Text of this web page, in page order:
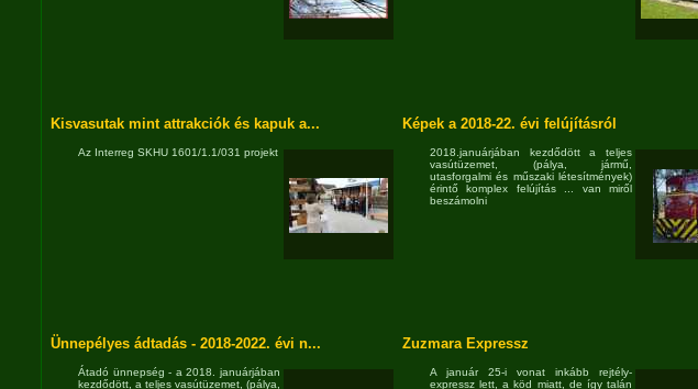
Kisvasutak mint attrakciók és kapuk a...
Az Interreg SKHU 1601/1.1/031 projekt
Képek a 2018-22. évi felújításról
2018.januárjában kezdődött a teljes
vasútüzemet, (pálya, jármű,
utasforgalmi és műszaki létesítmények)
érintő komplex felújítás ... van miről
beszámolni
Ünnepélyes ádtadás - 2018-2022. évi n...
Átadó ünnepség - a 2018. januárjában
kezdődött, a teljes vasútüzemet, (pálya,
Zuzmara Expressz
A január 25-i vonat inkább rejtély-
expressz lett, a köd miatt, de így talán